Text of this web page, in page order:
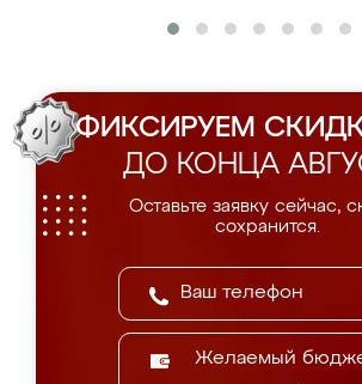
ФИКСИРУЕМ
ДО КОНЦА
Оставьте заявку сейчас,
сохранится.
Желаемый